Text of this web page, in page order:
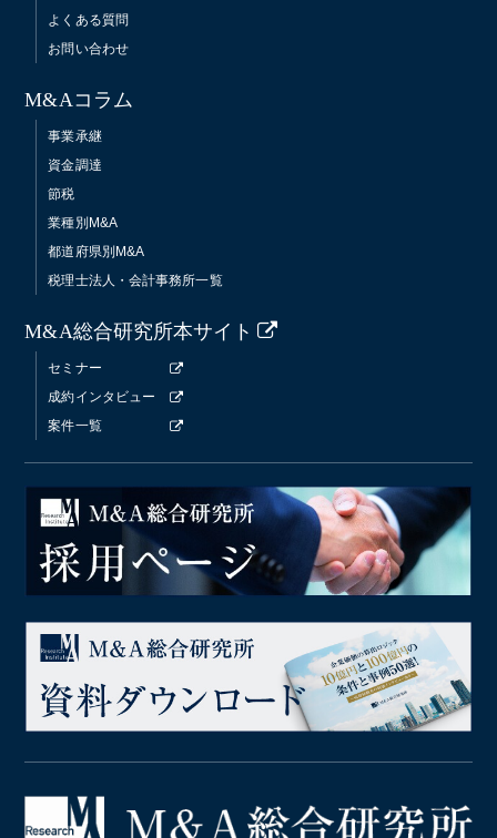
よくある質問
お問い合わせ
M&Aコラム
事業承継
資金調達
節税
業種別M&A
都道府県別M&A
税理士法人・会計事務所一覧
M&A総合研究所本サイト
セミナー
成約インタビュー
案件一覧